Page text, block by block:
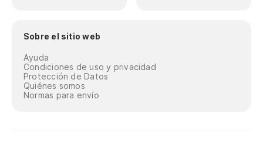
Sobre el sitio web
Ayuda
Condiciones de uso y privacidad
Protección de Datos
Quiénes somos
Normas para envío